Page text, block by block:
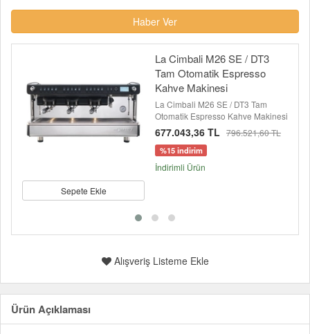
Haber Ver
Sepete Ekle
La Cimbali M26 SE / DT3
Tam Otomatik Espresso
Kahve Makinesi
La Cimbali M26 SE / DT3 Tam
Otomatik Espresso Kahve Makinesi
677.043,36 TL 796.521,60 TL
%15 indirim
İndirimli Ürün
Alışveriş Listeme Ekle
Ürün Açıklaması